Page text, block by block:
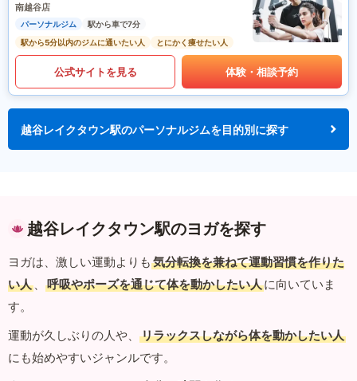
南越谷店
パーソナルジム
駅から車で7分
駅から5分以内のジムに通いたい人
とにかく痩せたい人
公式サイトを見る 体験・相談予約
越谷レイクタウン駅のパーソナルジムを目的別に探す
越谷レイクタウン駅のヨガを探す
ヨガは、激しい運動よりも 気分転換を兼ねて運動習慣を作りた
い人 、 呼吸やポーズを通じて体を動かしたい人に向いていま
す。
運動が久しぶりの人や、
リラックスしながら体を動かしたい人
にも始めやすいジャンルです。